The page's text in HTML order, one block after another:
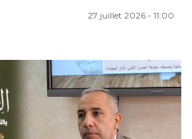
27 juillet 2026 - 11:00